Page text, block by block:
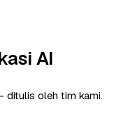
AI
ditulis oleh tim kami.